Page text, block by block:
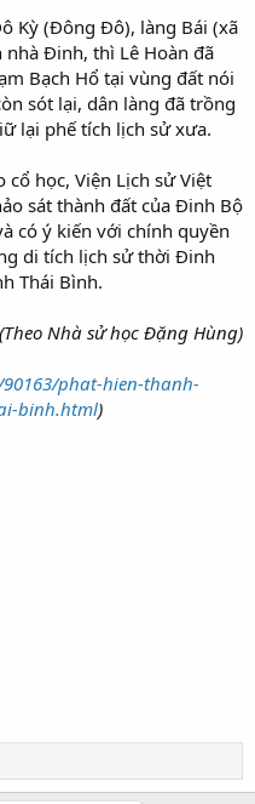
Kỳ (Đông Đô), làng Bái (xã
Đinh, thì Lê Hoàn đã
Bạch Hổ tại vùng đất nói
sót lại, dân làng đã trồng
lại phế tích lịch sử xưa.
cổ học, Viện Lịch sử Việt
sát thành đất của Đinh Bộ
có ý kiến với chính quyền
di tích lịch sử thời Đinh
Thái Bình.
(Theo Nhà sử học Đặng Hùng)​
phat-hien-thanh-
binh.html)